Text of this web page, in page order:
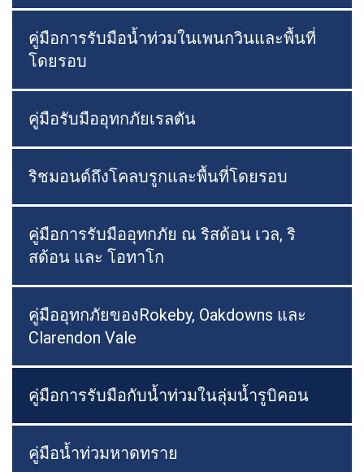
คู่มือการรับมือน้ำท่วมในเพนกวินและพื้นที่
โดยรอบ
คู่มือรับมืออุทกภัยเรลตัน
ริชมอนด์ถึงโคลบรูกและพื้นที่โดยรอบ
คู่มือการรับมืออุทกภัย ณ ริสด้อน เวล, ริ
สด้อน และ โอทาโก
คู่มืออุทกภัยของRokeby, Oakdowns และ
Clarendon Vale
คู่มือการรับมือกับน้ำท่วมในลุ่มน้ำรูบิคอน
คู่มือน้ำท่วมหาดทราย